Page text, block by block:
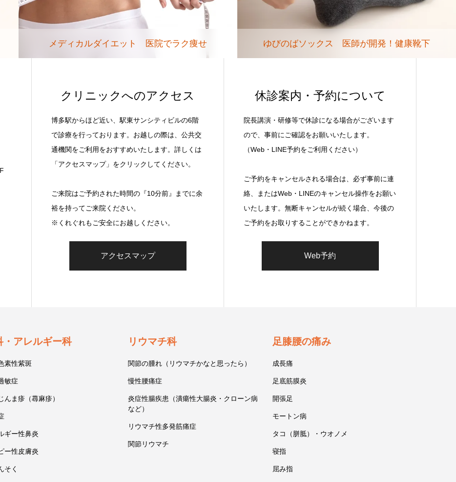
メディカルダイエット 医院でラク痩せ ゆびのばソックス 医師が開発！健康靴下
クリニックへのアクセス
博多駅からほど近い、駅東サンシティビルの6階
で診療を行っております。お越しの際は、公共交
通機関をご利用をおすすめいたします。詳しくは
「アクセスマップ」をクリックしてください。
ご来院はご予約された時間の『10分前』までに余
裕を持ってご来院ください。
※くれぐれもご安全にお越しください。
アクセスマップ
休診案内・予約について
院長講演・研修等で休診になる場合がございます
ので、事前にご確認をお願いいたします。
（Web・LINE予約をご利用ください）
ご予約をキャンセルされる場合は、必ず事前に連
絡、またはWeb・LINEのキャンセル操作をお願い
いたします。無断キャンセルが続く場合、今後の
ご予約をお取りすることができかねます。
Web予約
・アレルギー科
素性紫斑
敏症
んま疹（蕁麻疹）
ギー性鼻炎
ー性皮膚炎
そく
リウマチ科
関節の腫れ（リウマチかなと思ったら）
慢性腰痛症
炎症性腸疾患（潰瘍性大腸炎・クローン病
など）
リウマチ性多発筋痛症
関節リウマチ
足膝腰の痛み
成長痛
足底筋膜炎
開張足
モートン病
タコ（胼胝）・ウオノメ
寝指
屈み指